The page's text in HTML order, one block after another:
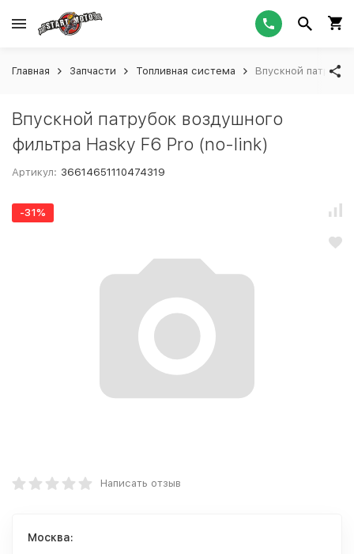
Главная Запчасти Топливная система Впускной
Впускной патрубок воздушного
фильтра Hasky F6 Pro (no-link)
Артикул: 36614651110474319
-31%
Написать отзыв
Москва: